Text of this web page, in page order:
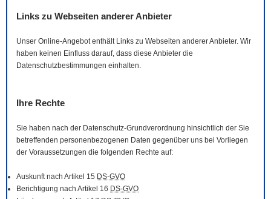
Links zu Webseiten anderer Anbieter
Unser Online-Angebot enthält Links zu Webseiten anderer Anbieter. Wir
haben keinen Einfluss darauf, dass diese Anbieter die
Datenschutzbestimmungen einhalten.
Ihre Rechte
Sie haben nach der Datenschutz-Grundverordnung hinsichtlich der Sie
betreffenden personenbezogenen Daten gegenüber uns bei Vorliegen
der Voraussetzungen die folgenden Rechte auf:
Auskunft nach Artikel 15 DS-GVO
Berichtigung nach Artikel 16 DS-GVO